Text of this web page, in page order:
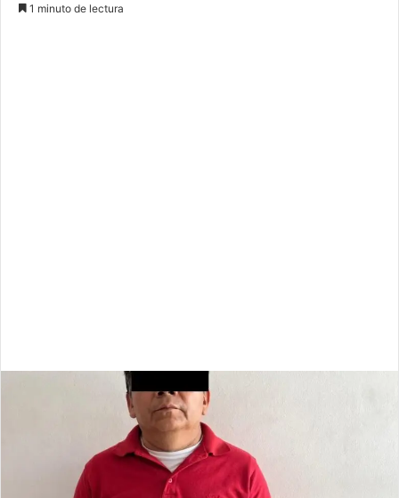
1 minuto de lectura